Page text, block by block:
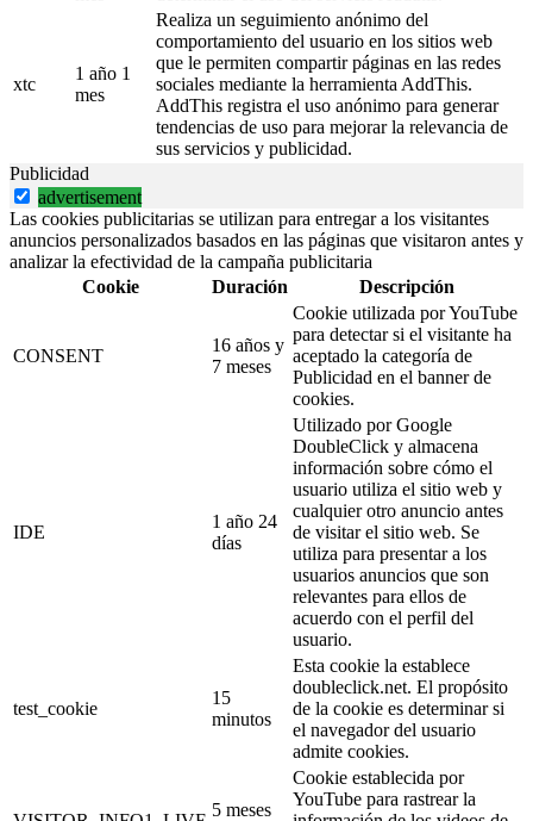
xtc
1 año 1
mes
Realiza un seguimiento anónimo del
comportamiento del usuario en los sitios web
que le permiten compartir páginas en las redes
sociales mediante la herramienta AddThis.
AddThis registra el uso anónimo para generar
tendencias de uso para mejorar la relevancia de
sus servicios y publicidad.
Publicidad
advertisement
Las cookies publicitarias se utilizan para entregar a los visitantes
anuncios personalizados basados en las páginas que visitaron antes y
analizar la efectividad de la campaña publicitaria
Cookie
Duración Descripción
CONSENT
16 años y
7 meses
Cookie utilizada por YouTube
para detectar si el visitante ha
aceptado la categoría de
Publicidad en el banner de
cookies.
IDE
1 año 24
días
Utilizado por Google
DoubleClick y almacena
información sobre cómo el
usuario utiliza el sitio web y
cualquier otro anuncio antes
de visitar el sitio web. Se
utiliza para presentar a los
usuarios anuncios que son
relevantes para ellos de
acuerdo con el perfil del
usuario.
test_cookie
15
minutos
Esta cookie la establece
doubleclick.net. El propósito
de la cookie es determinar si
el navegador del usuario
admite cookies.
5 meses
Cookie establecida por
YouTube para rastrear la